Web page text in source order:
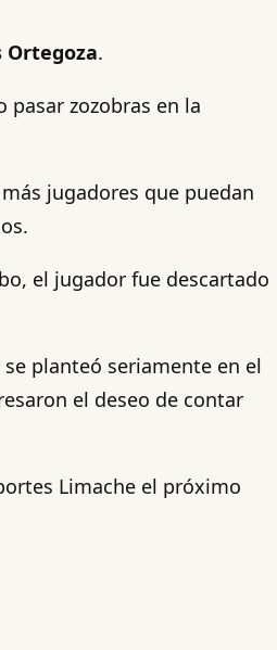
Ortegoza.
pasar zozobras en la
jugadores que puedan
el jugador fue descartado
planteó seriamente en el
el deseo de contar
Limache el próximo